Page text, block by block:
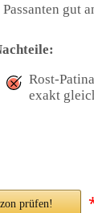
gut
Rost-
exakt
prüfen!